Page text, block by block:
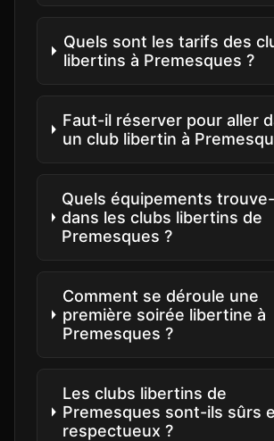
Quels sont les tarifs des
libertins à Premesques ?
Faut-il réserver pour aller
un club libertin à
Quels équipements
dans les clubs libertins de
Premesques ?
Comment se déroule une
première soirée libertine à
Premesques ?
Les clubs libertins de
Premesques sont-ils sûrs
respectueux ?